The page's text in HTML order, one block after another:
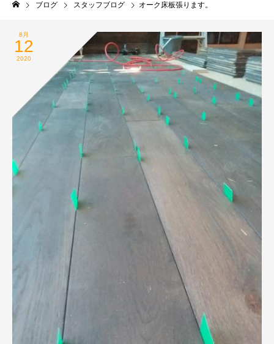
ブログ スタッフブログ オーク床板張ります。
8月
12
2020